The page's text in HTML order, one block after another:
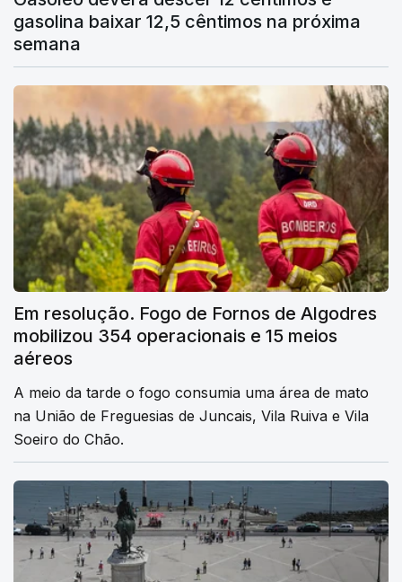
gasolina baixar 12,5 cêntimos na próxima
semana
Em resolução. Fogo de Fornos de Algodres
mobilizou 354 operacionais e 15 meios
aéreos
A meio da tarde o fogo consumia uma área de mato
na União de Freguesias de Juncais, Vila Ruiva e Vila
Soeiro do Chão.